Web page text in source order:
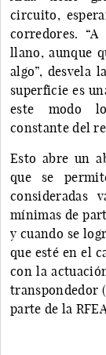
circuito,
corredores.
llano, aunque
algo”, desvela
superficie es
este modo
constante del
Esto abre un
que se
consideradas
mínimas de
y cuando se
que esté en el
con la
transpondedor
parte de la